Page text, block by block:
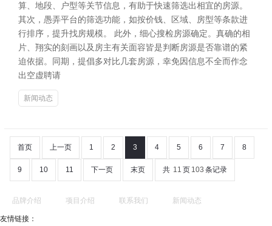
算、地段、户型等关节信息，有助于快速筛选出相宜的房源。
其次，愚弄平台的筛选功能，如按价钱、区域、房型等条款进
行排序，提升找房规模。 此外，细心搜检房源确定。真确的相
片、翔实的刻画以及房主有关面容皆是判断房源是否靠谱的紧
迫依据。同期，提倡多对比几套房源，幸免因信息不全而作念
出空虚聘请
新闻动态
首页 上一页 1 2 3 4 5 6 7 8
9 10 11 下一页 末页 共 11 页 103 条记录
品牌介绍 项目介绍 联系我们 新闻动态
友情链接：